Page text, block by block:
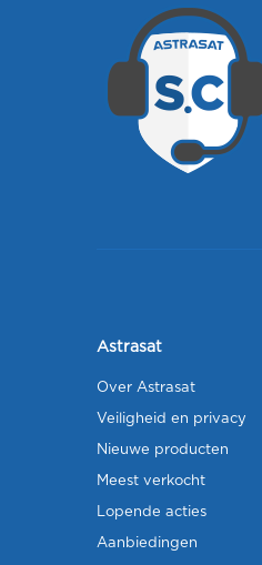
Astrasat
Over Astrasat
Veiligheid en privacy
Nieuwe producten
Meest verkocht
Lopende acties
Aanbiedingen